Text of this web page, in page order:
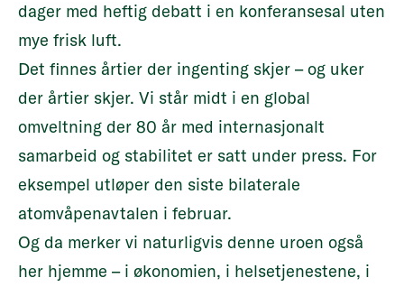
dager med heftig debatt i en konferansesal uten
mye frisk luft.
Det finnes årtier der ingenting skjer – og uker
der årtier skjer. Vi står midt i en global
omveltning der 80 år med internasjonalt
samarbeid og stabilitet er satt under press. For
eksempel utløper den siste bilaterale
atomvåpenavtalen i februar.
Og da merker vi naturligvis denne uroen også
her hjemme – i økonomien, i helsetjenestene, i